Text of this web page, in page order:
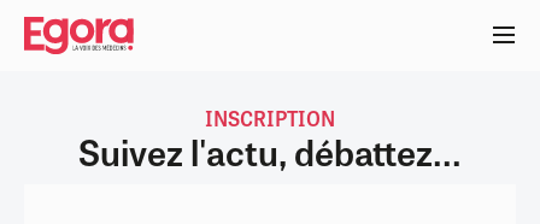
Aller
contenu
INSCRIPTION
Suivez l'actu, débattez...